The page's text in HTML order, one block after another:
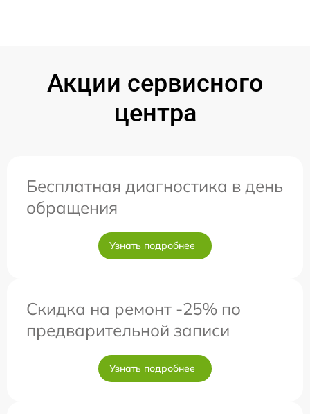
Акции сервисного
центра
Бесплатная диагностика в день
обращения
Узнать подробнее
Скидка на ремонт -25% по
предварительной записи
Узнать подробнее